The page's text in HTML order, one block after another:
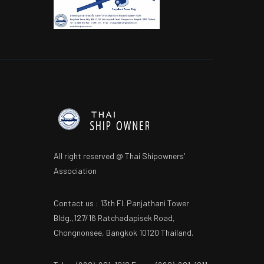
All right reserved @ Thai Shipowners'
Association
Contact us : 13th Fl. Panjathani Tower
Bldg.,127/16 Ratchadapisek Road,
Chongnonsee, Bangkok 10120 Thailand.